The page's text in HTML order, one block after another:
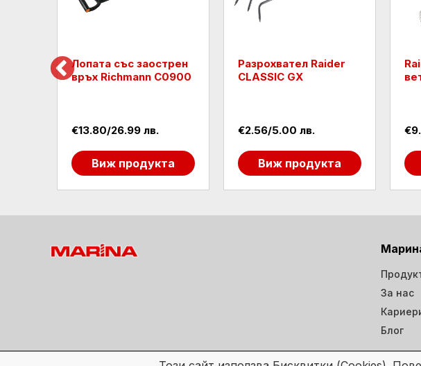
Лопата със заострен
връх Richmann C0900
€13.80/26.99 лв.
Виж продукта
Разрохвател Raider
CLASSIC GX
€2.56/5.00 лв.
Виж продукта
За нас
Блог